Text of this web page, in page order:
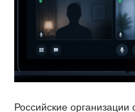
Российские организации